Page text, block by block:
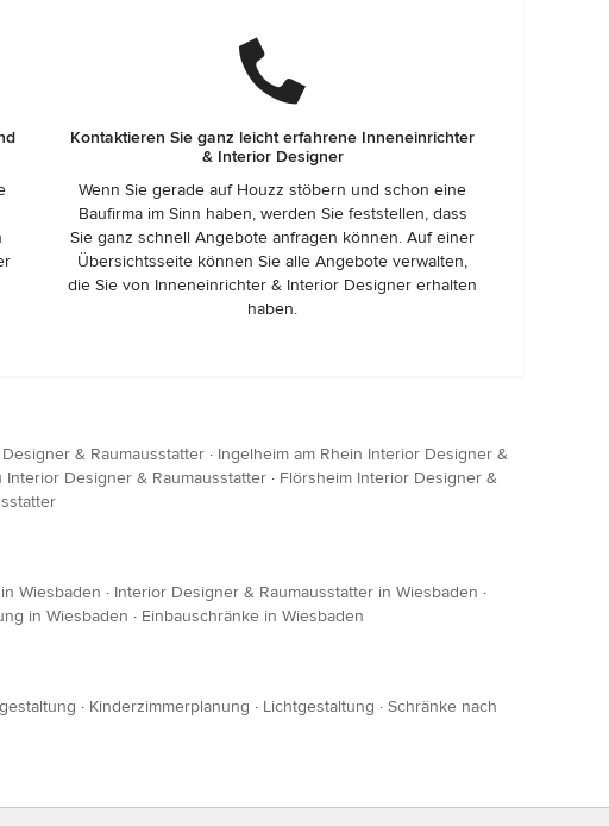
Kontaktieren Sie ganz leicht erfahrene Inneneinrichter
& Interior Designer
Wenn Sie gerade auf Houzz stöbern und schon eine
Baufirma im Sinn haben, werden Sie feststellen, dass
Sie ganz schnell Angebote anfragen können. Auf einer
Übersichtsseite können Sie alle Angebote verwalten,
die Sie von Inneneinrichter & Interior Designer erhalten
haben.
& Raumausstatter · Ingelheim am Rhein Interior Designer &
Interior Designer & Raumausstatter · Flörsheim Interior Designer &
Wiesbaden · Interior Designer & Raumausstatter in Wiesbaden ·
in Wiesbaden · Einbauschränke in Wiesbaden
· Kinderzimmerplanung · Lichtgestaltung · Schränke nach